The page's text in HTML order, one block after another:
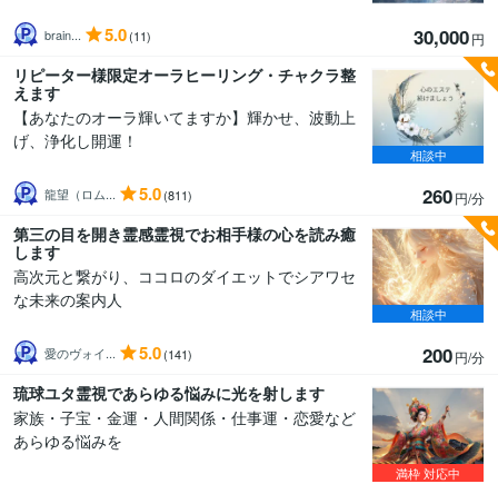
brain... 5.0(11) 30,000円
リピーター様限定オーラヒーリング・チャクラ整
えます
【あなたのオーラ輝いてますか】輝かせ、波動上
げ、浄化し開運！
龍望（ロム... 5.0(811) 260円/分
相談中
第三の目を開き霊感霊視でお相手様の心を読み癒
します
高次元と繋がり、ココロのダイエットでシアワセ
な未来の案内人
愛のヴォイ... 5.0(141) 200円/分
相談中
琉球ユタ霊視であらゆる悩みに光を射します
家族・子宝・金運・人間関係・仕事運・恋愛など
あらゆる悩みを
満枠対応中